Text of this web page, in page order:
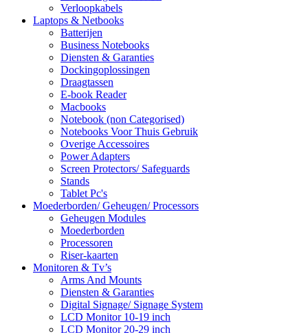
Verloopkabels
Laptops & Netbooks
Batterijen
Business Notebooks
Diensten & Garanties
Dockingoplossingen
Draagtassen
E-book Reader
Macbooks
Notebook (non Categorised)
Notebooks Voor Thuis Gebruik
Overige Accessoires
Power Adapters
Screen Protectors/ Safeguards
Stands
Tablet Pc's
Moederborden/ Geheugen/ Processors
Geheugen Modules
Moederborden
Processoren
Riser-kaarten
Monitoren & Tv’s
Arms And Mounts
Diensten & Garanties
Digital Signage/ Signage System
LCD Monitor 10-19 inch
LCD Monitor 20-29 inch